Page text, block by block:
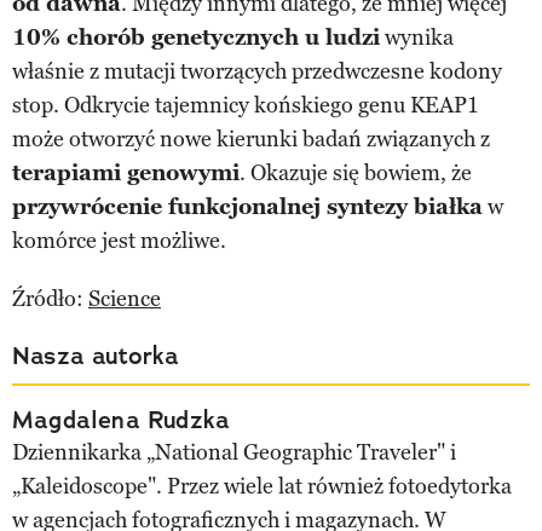
10% chorób genetycznych u ludziwynika
właśnie z mutacji tworzących przedwczesne kodony
stop. Odkrycie tajemnicy końskiego genu KEAP1
może otworzyć nowe kierunki badań związanych z
terapiami genowymi. Okazuje się bowiem, że
przywrócenie funkcjonalnej syntezy białkaw
komórce jest możliwe.
Źródło: Science
Nasza autorka
Magdalena Rudzka
Dziennikarka „National Geographic Traveler" i
„Kaleidoscope". Przez wiele lat również fotoedytorka
w agencjach fotograficznych i magazynach. W